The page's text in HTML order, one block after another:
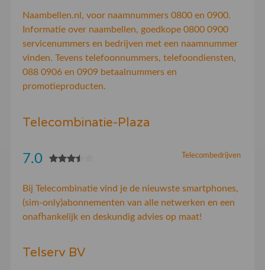
Naambellen.nl, voor naamnummers 0800 en 0900.
Informatie over naambellen, goedkope 0800 0900
servicenummers en bedrijven met een naamnummer
vinden. Tevens telefoonnummers, telefoondiensten,
088 0906 en 0909 betaalnummers en
promotieproducten.
Telecombinatie-Plaza
Telecombedrijven
7.0
Bij Telecombinatie vind je de nieuwste smartphones,
(sim-only)abonnementen van alle netwerken en een
onafhankelijk en deskundig advies op maat!
Telserv BV